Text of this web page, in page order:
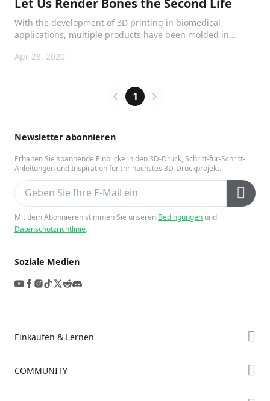
Newsletter abonnieren
Erhalten Sie spannende Einblicke in den 3D-Druck, Schritt-für-Schritt-
Anleitungen und Inspiration für Ihr nächstes 3D-Druckprojekt.
Mit dem Abonnieren stimmen Sie unseren Bedingungen und
Datenschutzrichtlinie.
Soziale Medien
Let Us Render Bones the Second Life
With the development of 3D printing in biomedical
applications, multiple products have been molded in
Apr 28, 2020
1
Einkaufen & Lernen
COMMUNITY